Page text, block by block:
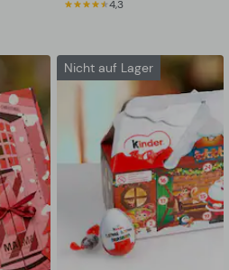
4,3
Nicht auf Lager